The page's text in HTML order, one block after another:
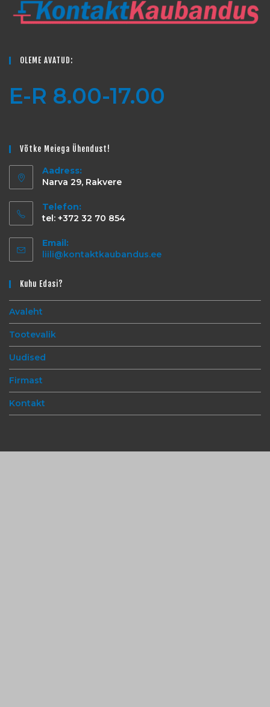
OLEME AVATUD:
E-R 8.00-17.00
Võtke Meiega Ühendust!
Aadress:
Narva 29, Rakvere
Telefon:
tel: +372 32 70 854
Email:
liili@kontaktkaubandus.ee
Kuhu Edasi?
Avaleht
Tootevalik
Uudised
Firmast
Kontakt